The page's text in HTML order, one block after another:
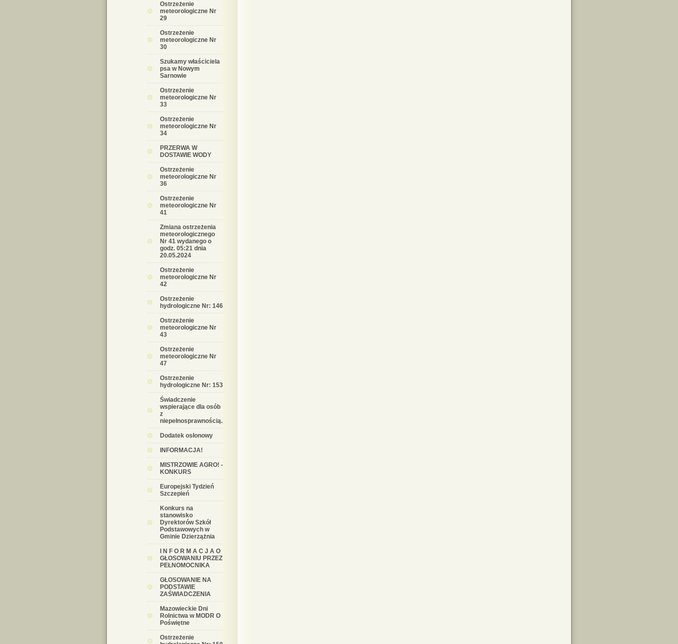
Ostrzeżenie
meteorologiczne Nr
29
Ostrzeżenie
meteorologiczne Nr
30
Szukamy właściciela
psa w Nowym
Sarnowie
Ostrzeżenie
meteorologiczne Nr
33
Ostrzeżenie
meteorologiczne Nr
34
PRZERWA W
DOSTAWIE WODY
Ostrzeżenie
meteorologiczne Nr
36
Ostrzeżenie
meteorologiczne Nr
41
Zmiana ostrzeżenia
meteorologicznego
Nr 41 wydanego o
godz. 05:21 dnia
20.05.2024
Ostrzeżenie
meteorologiczne Nr
42
Ostrzeżenie
hydrologiczne Nr: 146
Ostrzeżenie
meteorologiczne Nr
43
Ostrzeżenie
meteorologiczne Nr
47
Ostrzeżenie
hydrologiczne Nr: 153
Świadczenie
wspierające dla osób
z
niepełnosprawnością.
Dodatek osłonowy
INFORMACJA!
MISTRZOWIE AGRO! -
KONKURS
Europejski Tydzień
Szczepień
Konkurs na
stanowisko
Dyrektorów Szkół
Podstawowych w
Gminie Dzierzążnia
I N F O R M A C J A O
GŁOSOWANIU PRZEZ
PEŁNOMOCNIKA
GŁOSOWANIE NA
PODSTAWIE
ZAŚWIADCZENIA
Mazowieckie Dni
Rolnictwa w MODR O
Poświętne
Ostrzeżenie